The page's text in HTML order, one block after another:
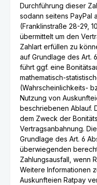
Durchführung dieser
sodann seitens PayPal
(Franklinstraße 28-29,
übermittelt um den
Zahlart erfüllen zu
auf Grundlage des Art.
führt ggf. eine
mathematisch-
(Wahrscheinlichkeits-
Nutzung von
beschriebenen Ablauf.
dem Zweck der
Vertragsanbahnung.
Grundlage des Art. 6
überwiegenden
Zahlungsausfall, wenn
Weitere Informationen
Auskunfteien Ratpay